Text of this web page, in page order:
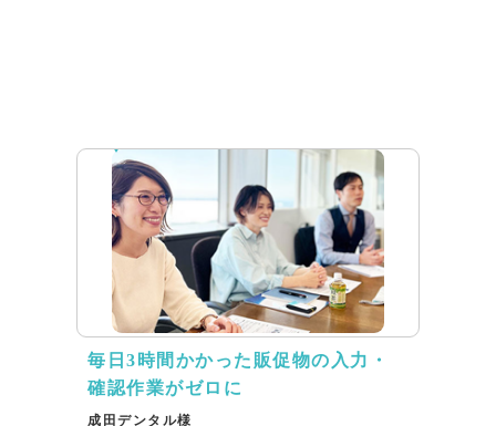
毎日3時間かかった販促物の入力・
確認作業がゼロに
成田デンタル様